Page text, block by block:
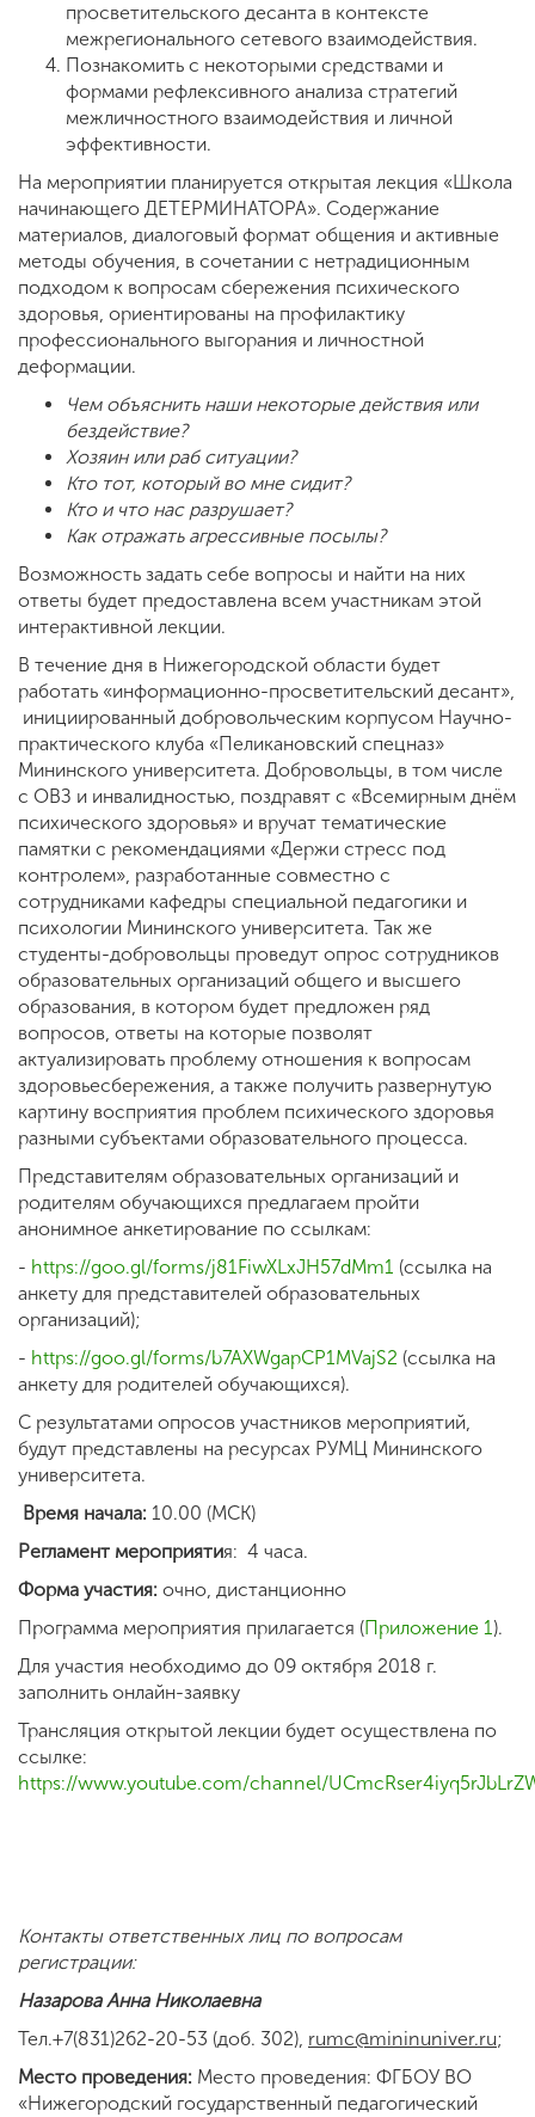
просветительского десанта в контексте
межрегионального сетевого взаимодействия.
Познакомить с некоторыми средствами и
формами рефлексивного анализа стратегий
межличностного взаимодействия и личной
эффективности.
На мероприятии планируется открытая лекция «Школа
начинающего ДЕТЕРМИНАТОРА». Содержание
материалов, диалоговый формат общения и активные
методы обучения, в сочетании с нетрадиционным
подходом к вопросам сбережения психического
здоровья, ориентированы на профилактику
профессионального выгорания и личностной
деформации.
Чем объяснить наши некоторые действия или
бездействие?
Хозяин или раб ситуации?
Кто тот, который во мне сидит?
Кто и что нас разрушает?
Как отражать агрессивные посылы?
Возможность задать себе вопросы и найти на них
ответы будет предоставлена всем участникам этой
интерактивной лекции.
В течение дня в Нижегородской области будет
работать «информационно-просветительский десант»,
инициированный добровольческим корпусом Научно-
практического клуба «Пеликановский спецназ»
Мининского университета. Добровольцы, в том числе
с ОВЗ и инвалидностью, поздравят с «Всемирным днём
психического здоровья» и вручат тематические
памятки с рекомендациями «Держи стресс под
контролем», разработанные совместно с
сотрудниками кафедры специальной педагогики и
психологии Мининского университета. Так же
студенты-добровольцы проведут опрос сотрудников
образовательных организаций общего и высшего
образования, в котором будет предложен ряд
вопросов, ответы на которые позволят
актуализировать проблему отношения к вопросам
здоровьесбережения, а также получить развернутую
картину восприятия проблем психического здоровья
разными субъектами образовательного процесса.
Представителям образовательных организаций и
родителям обучающихся предлагаем пройти
анонимное анкетирование по ссылкам:
- https://goo.gl/forms/j81FiwXLxJH57dMm1 (ссылка на
анкету для представителей образовательных
организаций);
- https://goo.gl/forms/b7AXWgapCP1MVajS2 (ссылка на
анкету для родителей обучающихся).
С результатами опросов участников мероприятий,
будут представлены на ресурсах РУМЦ Мининского
университета.
Время начала: 10.00 (МСК)
Регламент мероприятия: 4 часа.
Форма участия: очно, дистанционно
Программа мероприятия прилагается (Приложение 1).
Для участия необходимо до 09 октября 2018 г.
заполнить онлайн-заявку
Трансляция открытой лекции будет осуществлена по
ссылке:
https://www.youtube.com/channel/
Контакты ответственных лиц по вопросам
регистрации:
Назарова Анна Николаевна
Тел.+7(831)262-20-53 (доб. 302), rumc@mininuniver.ru;
Место проведения: Место проведения: ФГБОУ ВО
«Нижегородский государственный педагогический